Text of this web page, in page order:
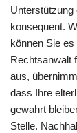
Unterstützung
konsequent.
können Sie
Rechtsanwalt
aus,
dass Ihre
gewahrt
Stelle.